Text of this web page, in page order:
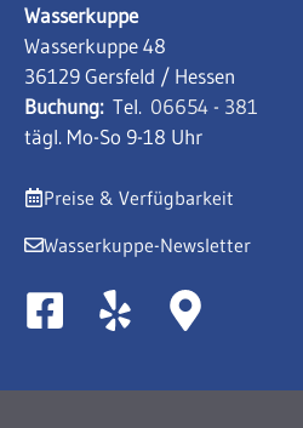
Wasserkuppe
Wasserkuppe 48
36129 Gersfeld / Hessen
Buchung: Tel. 06654 - 381
tägl. Mo-So 9-18 Uhr
Preise & Verfügbarkeit
Wasserkuppe-Newsletter